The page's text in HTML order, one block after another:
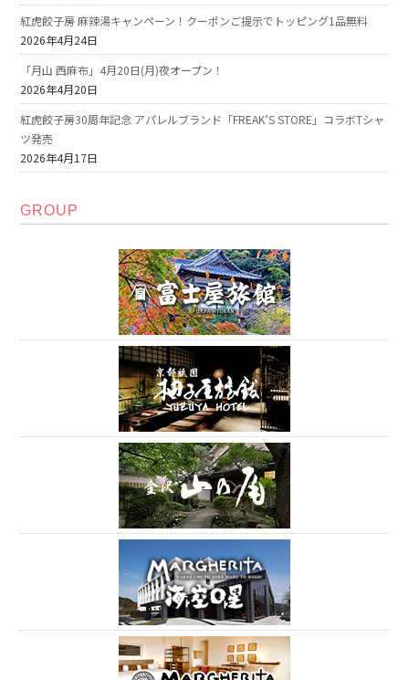
紅虎餃子房 麻辣湯キャンペーン！クーポンご提示でトッピング1品無料
2026年4月24日
「月山 西麻布」4月20日(月)夜オープン！
2026年4月20日
紅虎餃子房30周年記念 アパレルブランド「FREAK’S STORE」コラボTシャ
ツ発売
2026年4月17日
GROUP